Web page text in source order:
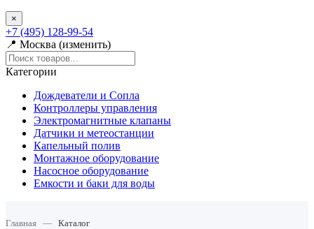
×
+7 (495) 128-99-54
📍 Москва (изменить)
Категории
Дождеватели и Сопла
Контроллеры управления
Электромагнитные клапаны
Датчики и метеостанции
Капельный полив
Монтажное оборудование
Насосное оборудование
Емкости и баки для воды
Главная — Каталог